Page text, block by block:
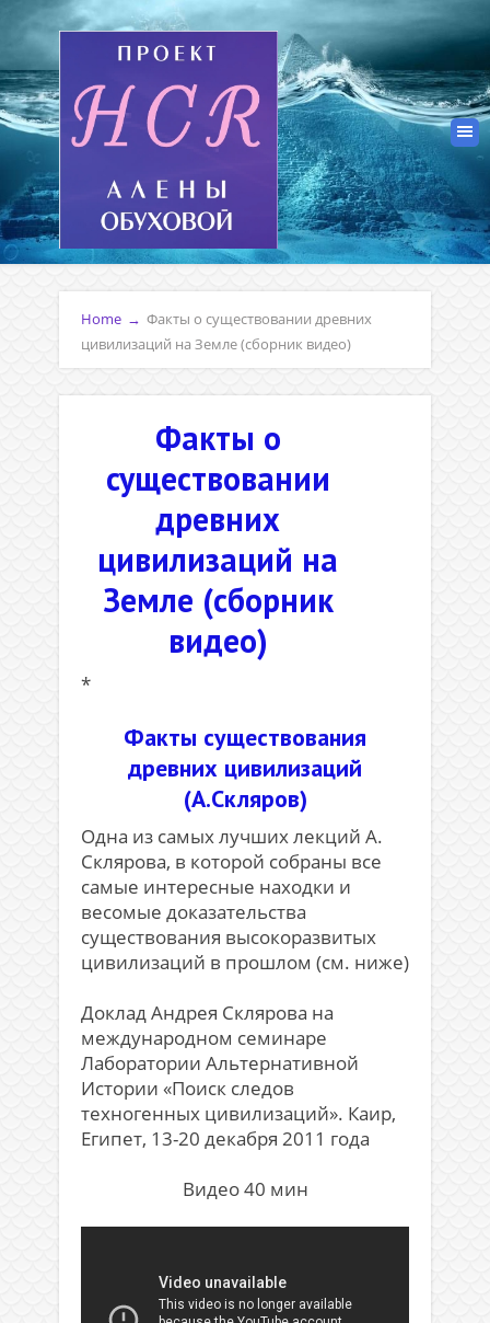
Home → Факты о существовании древних
цивилизаций на Земле (сборник видео)
Факты о
существовании
древних
цивилизаций на
Земле (сборник
видео)
*
Факты существования
древних цивилизаций
(А.Скляров)
Одна из самых лучших лекций А.
Склярова, в которой собраны все
самые интересные находки и
весомые доказательства
существования высокоразвитых
цивилизаций в прошлом (см. ниже)
Доклад Андрея Склярова на
международном семинаре
Лаборатории Альтернативной
Истории «Поиск следов
техногенных цивилизаций». Каир,
Египет, 13-20 декабря 2011 года
Видео 40 мин